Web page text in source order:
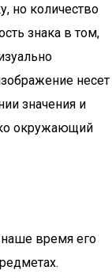
но количество
знака в том,
несет
значения и
окружающий
наше время его